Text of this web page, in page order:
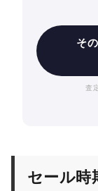
そ
査
セール時